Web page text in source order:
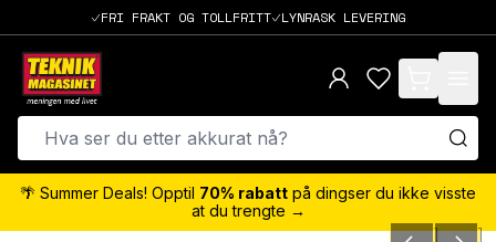
FRI FRAKT OG TOLLFRITT LYNRASK LEVERING
items in cart,
🌴 Summer Deals! Opptil 70% rabatt på dingser du ikke visste
at du trengte →